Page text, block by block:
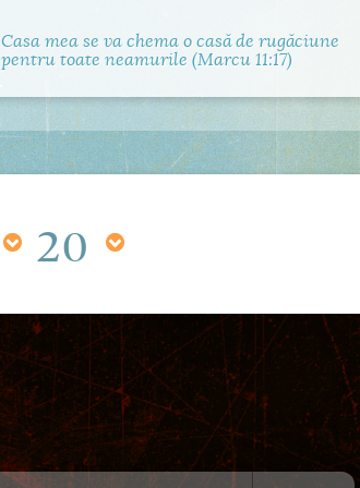
Casa mea se va chema o casă de rugăciune
pentru toate neamurile (Marcu 11:17)
20